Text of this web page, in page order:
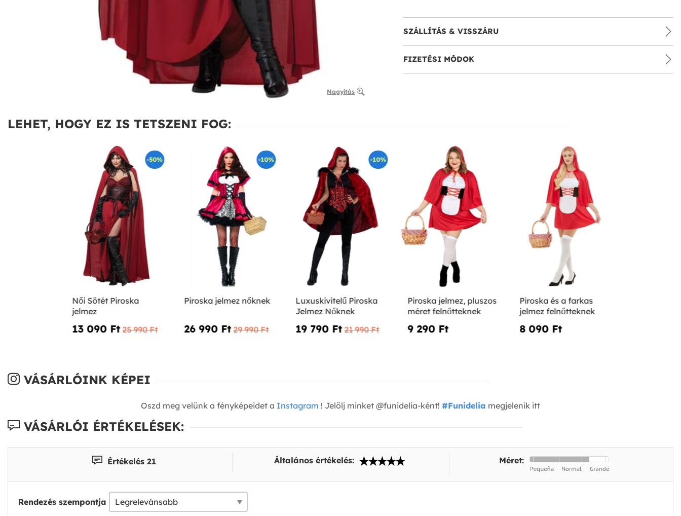
Nagyítás
SZÁLLÍTÁS & VISSZÁRU
FIZETÉSI MÓDOK
LEHET, HOGY EZ IS TETSZENI FOG:
-50%
Női Sötét Piroska
jelmez
13 090 Ft‎ 25 990 Ft‎
-10%
Piroska jelmez nőknek
26 990 Ft‎ 29 990 Ft‎
-10%
Luxuskivitelű Piroska
Jelmez Nőknek
19 790 Ft‎ 21 990 Ft‎
Piroska jelmez, pluszos
méret felnőtteknek
9 290 Ft‎
Piroska és a farkas
jelmez felnőtteknek
8 090 Ft‎
VÁSÁRLÓINK KÉPEI
Oszd meg velünk a fényképeidet a Instagram ! Jelölj minket @funidelia-ként! #Funidelia megjelenik itt
VÁSÁRLÓI ÉRTÉKELÉSEK:
Értékelés 21 Általános értékelés: Méret:
Rendezés szempontja